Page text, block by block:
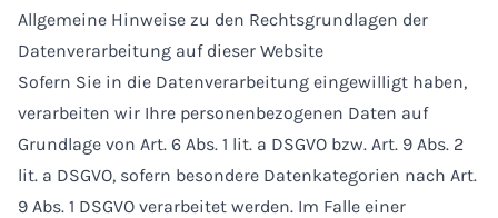
Allgemeine Hinweise zu den Rechtsgrundlagen der
Datenverarbeitung auf dieser Website
Sofern Sie in die Datenverarbeitung eingewilligt haben,
verarbeiten wir Ihre personenbezogenen Daten auf
Grundlage von Art. 6 Abs. 1 lit. a DSGVO bzw. Art. 9 Abs. 2
lit. a DSGVO, sofern besondere Datenkategorien nach Art.
9 Abs. 1 DSGVO verarbeitet werden. Im Falle einer